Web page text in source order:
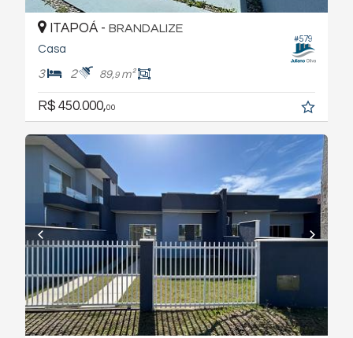
#579
ITAPOÁ - BRANDALIZE
Casa
3 2 89,9m²
R$ 450.000,00